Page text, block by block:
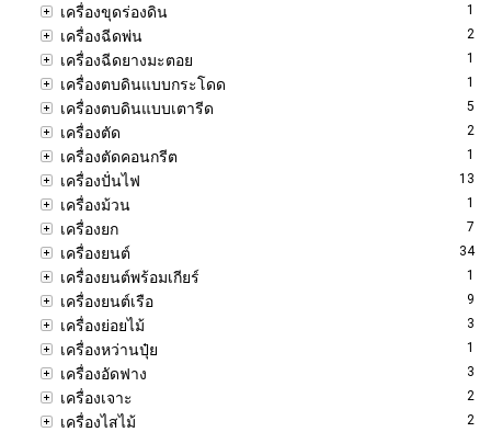
เครื่องขุดร่องดิน 1
เครื่องฉีดพ่น 2
เครื่องฉีดยางมะตอย 1
เครื่องตบดินแบบกระโดด 1
เครื่องตบดินแบบเตารีด 5
เครื่องตัด 2
เครื่องตัดคอนกรีต 1
เครื่องปั่นไฟ 13
เครื่องม้วน 1
เครื่องยก 7
เครื่องยนต์ 34
เครื่องยนต์พร้อมเกียร์ 1
เครื่องยนต์เรือ 9
เครื่องย่อยไม้ 3
เครื่องหว่านปุ๋ย 1
เครื่องอัดฟาง 3
เครื่องเจาะ 2
เครื่องไสไม้ 2